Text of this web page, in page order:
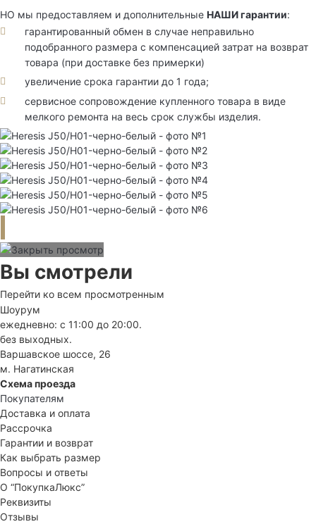
НО мы предоставляем и дополнительные НАШИ гарантии:
гарантированный обмен в случае неправильно
подобранного размера с компенсацией затрат на возврат
товара (при доставке без примерки)
увеличение срока гарантии до 1 года;
сервисное сопровождение купленного товара в виде
мелкого ремонта на весь срок службы изделия.
Вы смотрели
Перейти ко всем просмотренным
Шоурум
ежедневно: с 11:00 до 20:00.
без выходных.
Варшавское шоссе, 26
м. Нагатинская
Схема проезда
Покупателям
Доставка и оплата
Рассрочка
Гарантии и возврат
Как выбрать размер
Вопросы и ответы
О “ПокупкаЛюкс”
Реквизиты
Отзывы